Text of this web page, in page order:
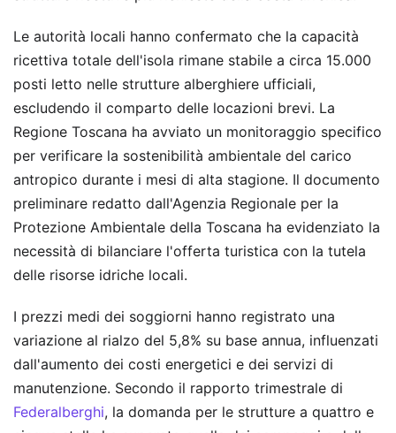
Le autorità locali hanno confermato che la capacità
ricettiva totale dell'isola rimane stabile a circa 15.000
posti letto nelle strutture alberghiere ufficiali,
escludendo il comparto delle locazioni brevi. La
Regione Toscana ha avviato un monitoraggio specifico
per verificare la sostenibilità ambientale del carico
antropico durante i mesi di alta stagione. Il documento
preliminare redatto dall'Agenzia Regionale per la
Protezione Ambientale della Toscana ha evidenziato la
necessità di bilanciare l'offerta turistica con la tutela
delle risorse idriche locali.
I prezzi medi dei soggiorni hanno registrato una
variazione al rialzo del 5,8% su base annua, influenzati
dall'aumento dei costi energetici e dei servizi di
manutenzione. Secondo il rapporto trimestrale di
Federalberghi, la domanda per le strutture a quattro e